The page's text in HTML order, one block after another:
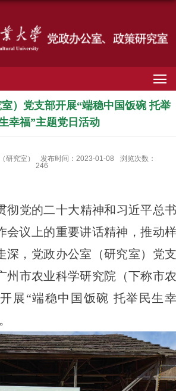
）党支部开展“端稳中国饭碗 托举
幸福”主题党日活动
研究室） 发布时间：2023-01-08
浏览次数：
246
彻党的二十大精神和习近平总书
会议上的重要讲话精神，推动样
深，党政办公室（研究室）党支
州市农业科学研究院（下称市
展“端稳中国饭碗 托举民生幸